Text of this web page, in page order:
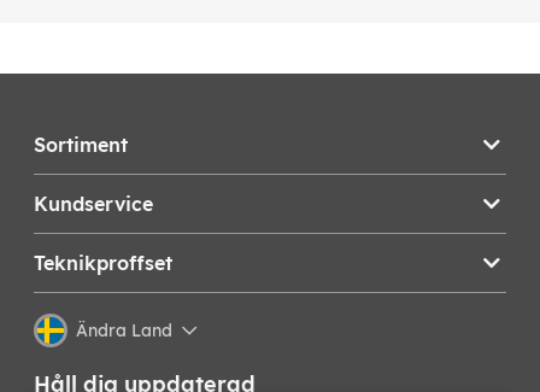
Sortiment
Kundservice
Teknikproffset
Ändra Land
Håll dig uppdaterad